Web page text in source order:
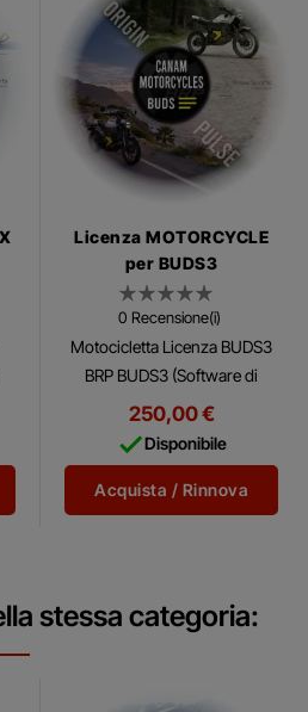
Licenza MOTORCYCLE
per BUDS3
0 Recensione(i)
Motocicletta Licenza BUDS3
BRP BUDS3 (Software di
Utilità e Diagnostica BRP) è un
software diagnostico
completo multilingue che
consente l'accesso...
250,00 €
Disponibile
Acquista / Rinnova
stessa categoria: